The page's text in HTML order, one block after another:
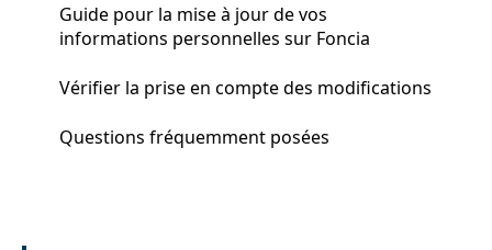
Guide pour la mise à jour de vos
informations personnelles sur Foncia
Vérifier la prise en compte des modifications
Questions fréquemment posées